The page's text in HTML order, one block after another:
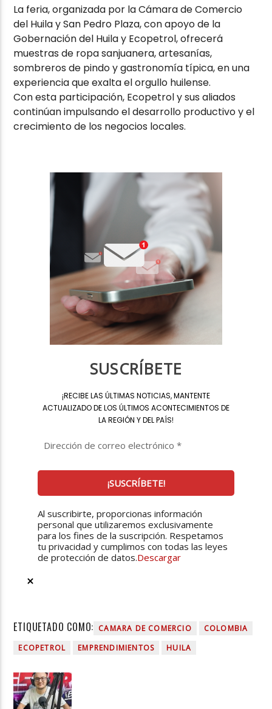
La feria, organizada por la Cámara de Comercio
del Huila y San Pedro Plaza, con apoyo de la
Gobernación del Huila y Ecopetrol, ofrecerá
muestras de ropa sanjuanera, artesanías,
sombreros de pindo y gastronomía típica, en una
experiencia que exalta el orgullo huilense.
Con esta participación, Ecopetrol y sus aliados
continúan impulsando el desarrollo productivo y el
crecimiento de los negocios locales.
SUSCRÍBETE
¡RECIBE LAS ÚLTIMAS NOTICIAS, MANTENTE
ACTUALIZADO DE LOS ÚLTIMOS ACONTECIMIENTOS DE
LA REGIÓN Y DEL PAÍS!
Al suscribirte, proporcionas información
personal que utilizaremos exclusivamente
para los fines de la suscripción. Respetamos
tu privacidad y cumplimos con todas las leyes
de protección de datos.Descargar
ETIQUETADO COMO: CAMARA DE COMERCIO
COLOMBIA
ECOPETROL
EMPRENDIMIENTOS HUILA